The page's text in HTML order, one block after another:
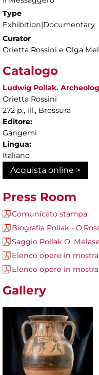
Type
Exhibition|Documentary
Curator
Orietta Rossini e Olga
Catalogo
Ludwig Pollak.
Orietta Rossini
272 p., ill., Brossura
Editore:
Gangemi
Lingua:
Italiano
Acquista online >
Press Room
Comunicato stampa
Biografia Pollak -
Saggio Pollak O.
Elenco opere in
Elenco opere in
Gallery